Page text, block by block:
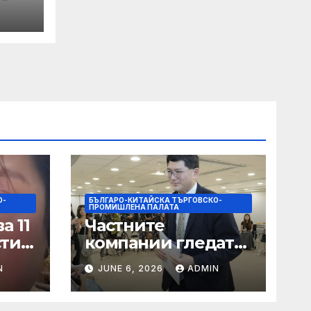
11
БЪЛГАРО-КИТАЙСКА ТЪРГОВСКО-
ПРОМИШЛЕНА ПАЛАТА
Частните
компании гледат
на по-голяма роля
в стратегическата
енергетика
JUNE 6, 2026 ADMIN